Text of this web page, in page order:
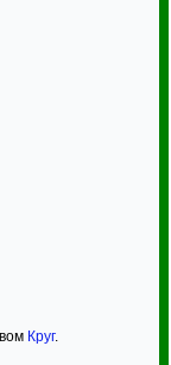
Круг.